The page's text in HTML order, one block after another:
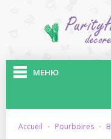
МЕНЮ
accueil · pourboires ·